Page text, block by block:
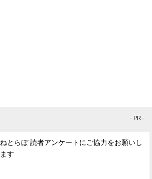
- PR -
ねとらぼ 読者アンケートにご協力をお願いし
ます